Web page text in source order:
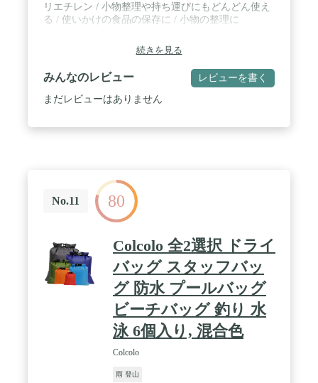
リエチレン / 小物整理や持ち運びにもどんどん使え
る / 使いかけの食品の保存に / 小物の整理に
続きを見る
みんなのレビュー レビューを書く
まだレビューはありません
No.11 80
Colcolo 全2選択 ドライ
バッグ スタッフバッ
グ 防水 プールバッグ
ビーチバッグ 釣り 水
泳 6個入り, 混合色
Colcolo
雨 登山